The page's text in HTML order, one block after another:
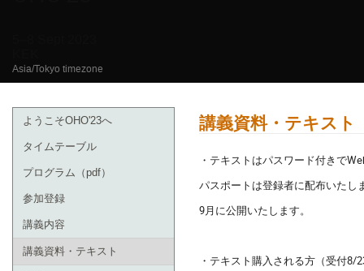
Asia/Tokyo timezone
ようこそOHO'23へ
タイムテーブル
プログラム（pdf）
参加登録
講義内容
講義資料・テキスト
講義資料・テキスト
・テキストはパスワード付きで
パスポートは登録者に配布いたし
9月に公開いたします。
・テキスト購入される方（受付8/